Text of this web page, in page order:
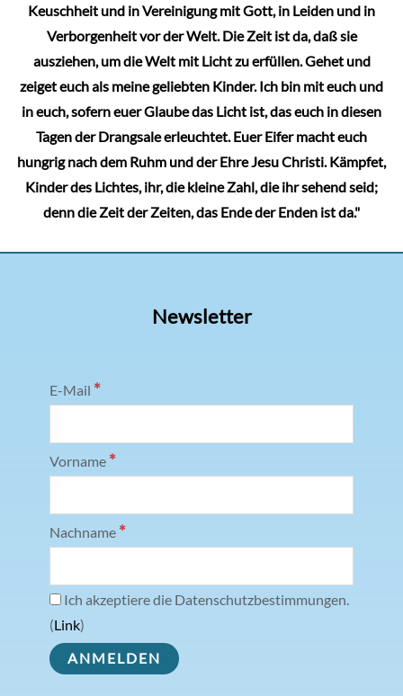
Keuschheit und in Vereinigung mit Gott, in Leiden und in
Verborgenheit vor der Welt. Die Zeit ist da, daß sie
ausziehen, um die Welt mit Licht zu erfüllen. Gehet und
zeiget euch als meine geliebten Kinder. Ich bin mit euch und
in euch, sofern euer Glaube das Licht ist, das euch in diesen
Tagen der Drangsale erleuchtet. Euer Eifer macht euch
hungrig nach dem Ruhm und der Ehre Jesu Christi. Kämpfet,
Kinder des Lichtes, ihr, die kleine Zahl, die ihr sehend seid;
denn die Zeit der Zeiten, das Ende der Enden ist da."
Newsletter
E-Mail *
Vorname *
Nachname *
Ich akzeptiere die Datenschutzbestimmungen.
(Link)